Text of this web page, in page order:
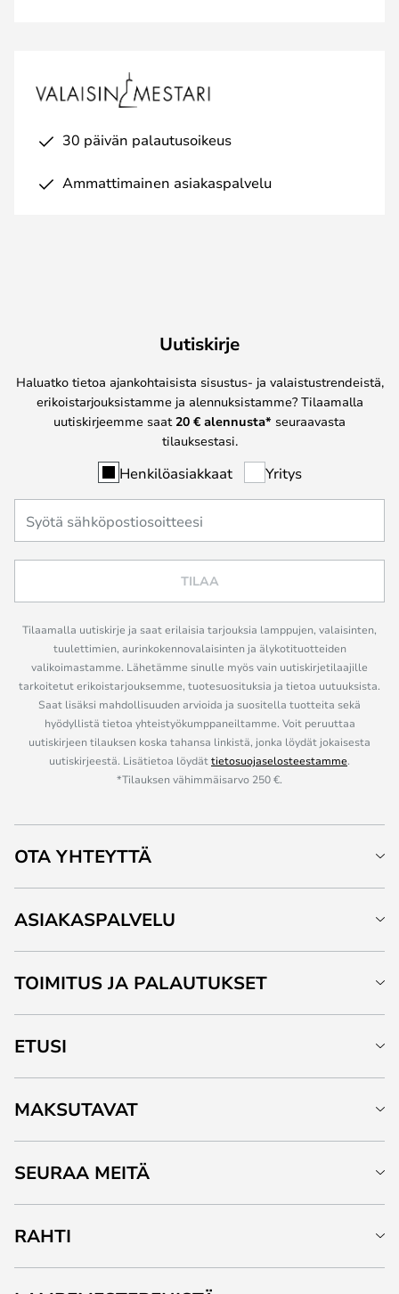
30 päivän palautusoikeus
Ammattimainen asiakaspalvelu
Uutiskirje
Haluatko tietoa ajankohtaisista sisustus- ja valaistustrendeistä,
erikoistarjouksistamme ja alennuksistamme? Tilaamalla
uutiskirjeemme saat 20 € alennusta* seuraavasta
tilauksestasi.
Henkilöasiakkaat Yritys
TILAA
Tilaamalla uutiskirje ja saat erilaisia tarjouksia lamppujen, valaisinten,
tuulettimien, aurinkokennovalaisinten ja älykotituotteiden
valikoimastamme. Lähetämme sinulle myös vain uutiskirjetilaajille
tarkoitetut erikoistarjouksemme, tuotesuosituksia ja tietoa uutuuksista.
Saat lisäksi mahdollisuuden arvioida ja suositella tuotteita sekä
hyödyllistä tietoa yhteistyökumppaneiltamme. Voit peruuttaa
uutiskirjeen tilauksen koska tahansa linkistä, jonka löydät jokaisesta
uutiskirjeestä. Lisätietoa löydättietosuojaselosteestamme.
*Tilauksen vähimmäisarvo 250 €.
OTA YHTEYTTÄ
ASIAKASPALVELU
TOIMITUS JA PALAUTUKSET
ETUSI
MAKSUTAVAT
SEURAA MEITÄ
RAHTI